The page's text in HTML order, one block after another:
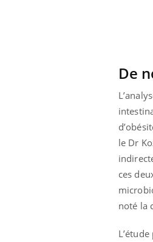
De
le Dr
ces
noté la